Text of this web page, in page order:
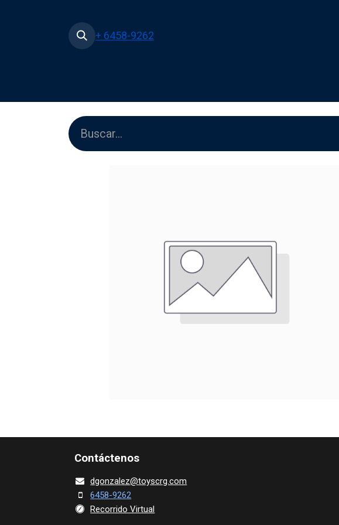
+ 6458-9262
Contácte​nos
dgonza​lez@toy​scrg.c​o​m
6458-9262
Recorrido Virtual